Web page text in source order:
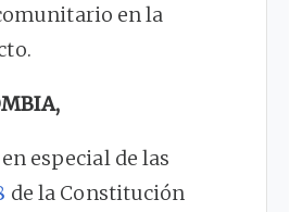
en la
especial de las
de la Constitución